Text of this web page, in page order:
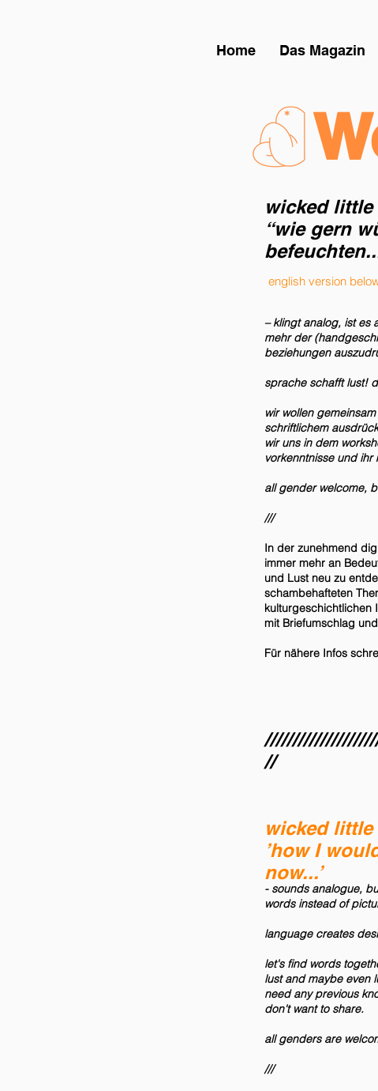
Home Das Magazin
wicked
“wie gern
english version
– klingt analog, ist es
mehr der
beziehungen
sprache schafft lust!
wir wollen
schriftlichem
wir uns in dem
vorkenntnisse und
all gender welcome,
///
In der zunehmend
immer mehr an
und Lust neu zu
schambehafteten
kulturgeschichtlichen
mit Briefumschlag
Für nähere Infos
//
wicked
’how I
now...’
- sounds analogue,
words instead of
language creates
let's find words
lust and maybe even
need any previous
don't want to share.
all genders are
///